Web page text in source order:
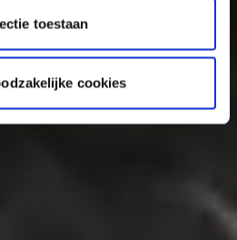
toestaan
cookies